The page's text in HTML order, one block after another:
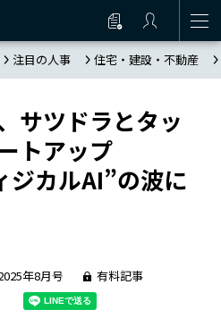
注目の人事 住宅・建設・不動産
サツドラとタッ
トアップ
ジカルAI”の波に
年8月号 有料記事